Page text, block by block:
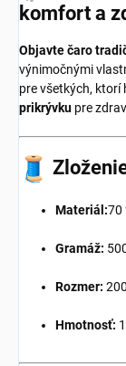
komfort a
Objavte čaro
výnimočnými
pre všetkých, ktorí
prikrývku pre
Materiál:70
Gramáž:
Rozmer:
Hmotnosť: